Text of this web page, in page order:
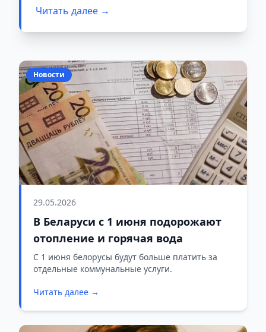
которое полностью укладывается в
рамки законодательства.
Читать далее →
Новости
29.05.2026
В Беларуси с 1 июня подорожают
отопление и горячая вода
С 1 июня белорусы будут больше платить за
отдельные коммунальные услуги.
Читать далее →